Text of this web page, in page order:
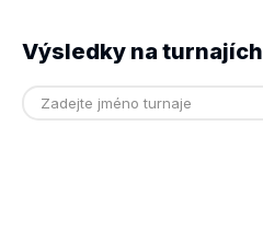
Výsledky na turnajích